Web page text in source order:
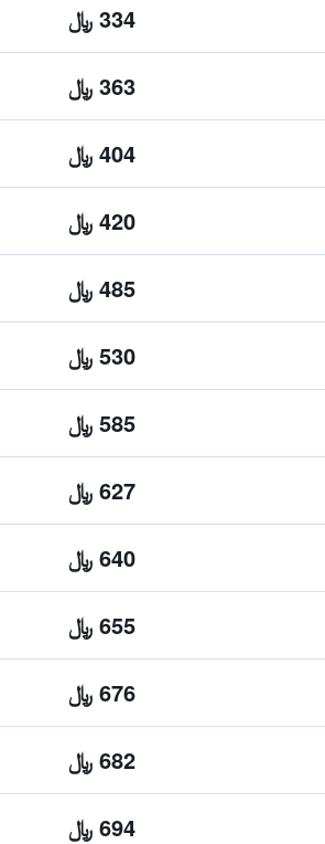
334 ﷼
363 ﷼
404 ﷼
420 ﷼
485 ﷼
530 ﷼
585 ﷼
627 ﷼
640 ﷼
655 ﷼
676 ﷼
682 ﷼
694 ﷼